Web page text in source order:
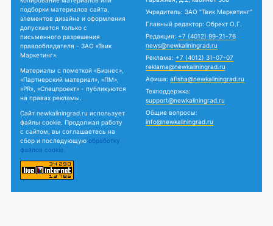
подборки материалов сайта,
элементов дизайна и оформления
допускается только с
письменного разрешения
правообладателя - ЗАО «Твик
Маркетинг».
Материалы с пометкой «Бизнес»,
«Партнерский материал», «ПМ»,
«PR», «Спецпроект» - публикуются
на правах рекламы.
Сайт newkaliningrad.ru использует
файлы cookie. Продолжая работу
с сайтом, вы соглашаетесь на
сбор и последующую обработку
файлов cookie.
Учредитель: ЗАО "Твик Маркетинг"
Главный редактор: Обрехт О.Г.
Редакция: +7 (4012) 99-21-76
news@newkaliningrad.ru
Реклама: +7 (4012) 31-07-07
reklama@newkaliningrad.ru
Афиша: afisha@newkaliningrad.ru
Техподдержка:
support@newkaliningrad.ru
Общие вопросы:
info@newkaliningrad.ru